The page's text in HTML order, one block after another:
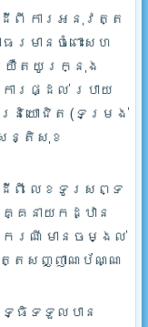
ពី ការអនុវត្ត
មានចំពោះសហ
ល យឺតយូរក្នុង
ារផ្ដល់ របាយ
និយោជិត (ទម្រង់
សន្តិសុខ
ពី លេខទូរសព្ទ
គនាយកដ្ឋាន
រណី មានចម្ងល់
តសញ្ញាណប័ណ្ណ
ទ្ធិទទួលបាន